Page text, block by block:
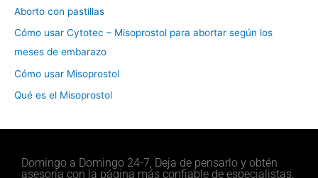
Aborto con pastillas
Cómo usar Cytotec – Misoprostol para abortar según los
meses de embarazo
Cómo usar Misoprostol
Qué es el Misoprostol
Domingo a Domingo 24-7, Deja de pensarlo y obtén
asesoría con la página más confiable de especialistas.